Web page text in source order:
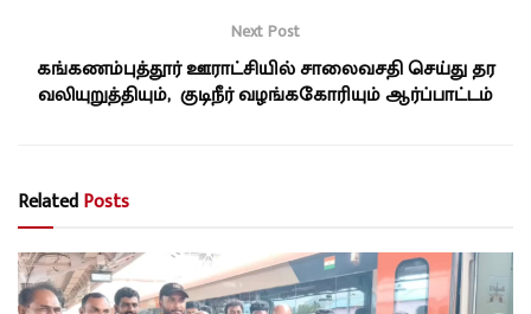
Next Post
கங்கணம்புத்தூர் ஊராட்சியில் சாலைவசதி செய்து தர
வலியுறுத்தியும், குடிநீர் வழங்ககோரியும் ஆர்ப்பாட்டம்
RelatedPosts